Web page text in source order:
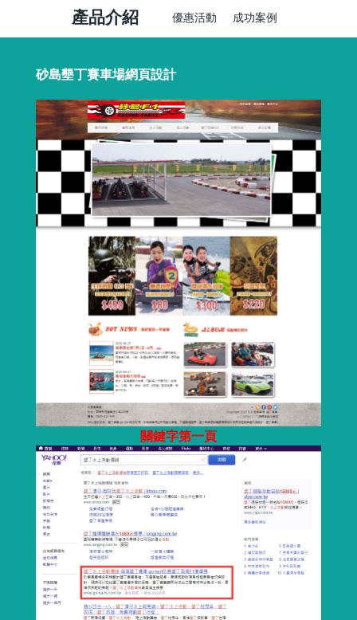
產品介紹 優惠活動 成功案例
砂島墾丁賽車場網頁設計
關鍵字第一頁